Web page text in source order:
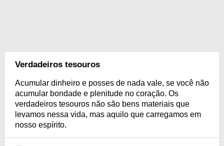
Verdadeiros tesouros
Acumular dinheiro e posses de nada vale, se você não
acumular bondade e plenitude no coração. Os
verdadeiros tesouros não são bens materiais que
levamos nessa vida, mas aquilo que carregamos em
nosso espírito.